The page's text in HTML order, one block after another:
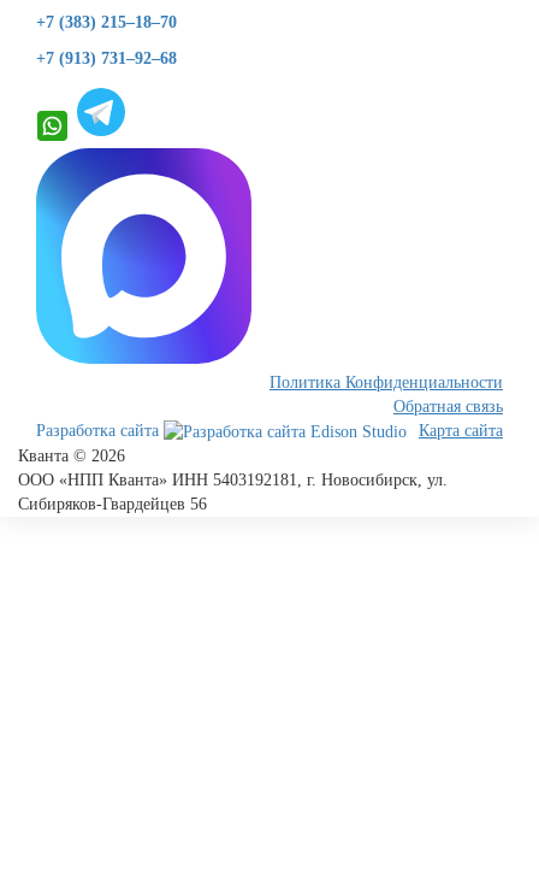
+7 (383) 215–18–70
+7 (913) 731–92–68
Политика Конфиденциальности
Обратная связь
Карта сайта
Разработка сайта
Кванта © 2026
ООО «НПП Кванта» ИНН 5403192181, г. Новосибирск, ул.
Сибиряков-Гвардейцев 56